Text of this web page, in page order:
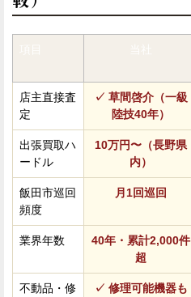
店主直接査
定
✓ 草間啓介（一級
陸技40年）
出張買取ハ
ードル
10万円〜（長野県
内）
飯田市巡回
頻度
月1回巡回
業界年数
40年・累計2,000件
超
不動品・修
✓ 修理可能機器も